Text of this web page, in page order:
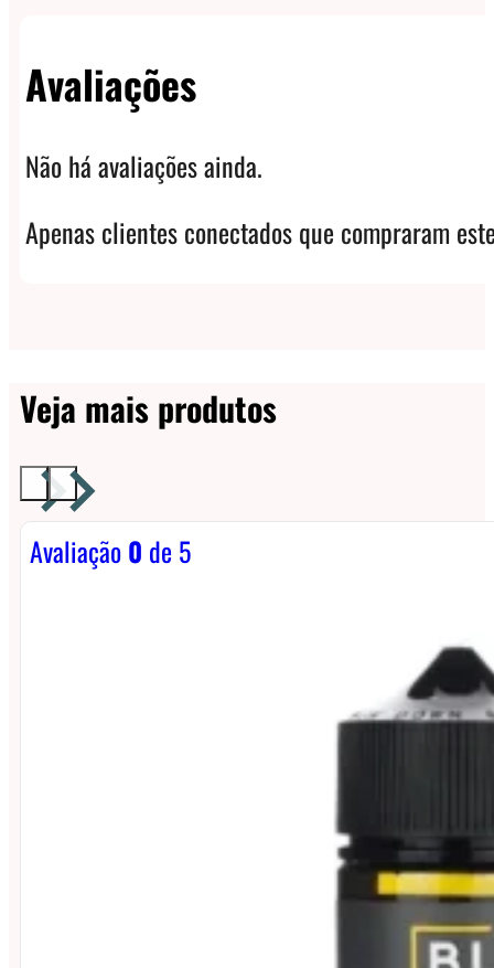
Avaliações
Não há avaliações ainda.
Apenas clientes conectados que compraram
Veja mais produtos
Avaliação0 de 5